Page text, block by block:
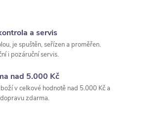
a servis
je spuštěn, seřízen a proměřen.
i pozáruční servis.
nad 5.000 Kč
v celkové hodnotě nad 5.000 Kč a
zdarma.